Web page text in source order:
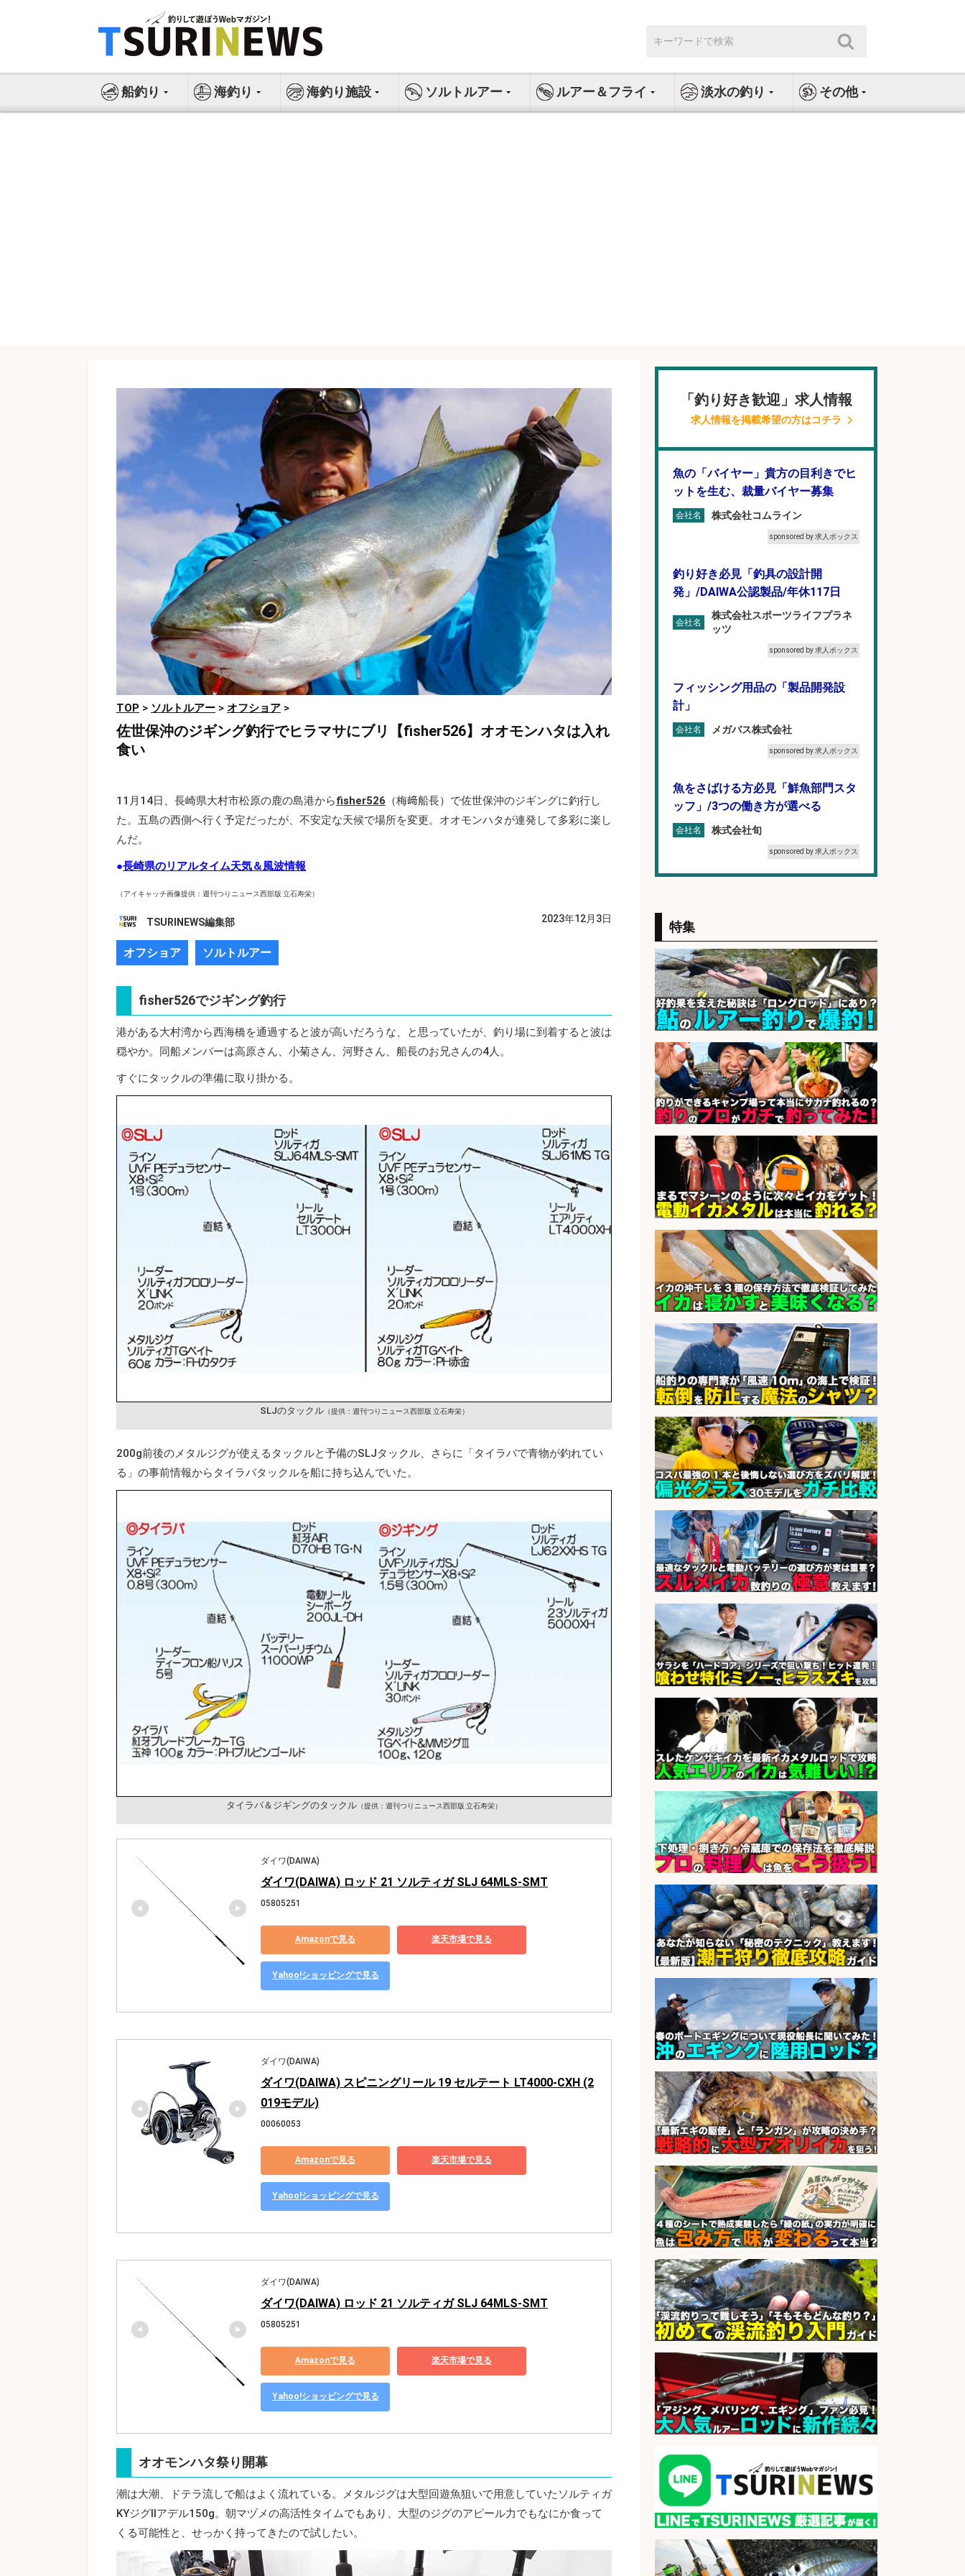
ス
索:
船釣り 海釣り 海釣り施設 ソルトルアー ルアー＆フライ 淡水の釣り その他
TOP > ソルトルアー > オフショア >
佐世保沖のジギング釣行でヒラマサにブリ【fisher526】オオモンハタは入れ
食い
11月14日、長崎県大村市松原の鹿の島港からfisher526 （梅﨑船長）で佐世保沖のジギングに釣行し
た。五島の西側へ行く予定だったが、不安定な天候で場所を変更。オオモンハタが連発して多彩に楽し
んだ。
●長崎県のリアルタイム天気＆風波情報
（アイキャッチ画像提供：週刊つりニュース西部版 立石寿栄）
TSURINEWS編集部 2023年12月3日
オフショア ソルトルアー
fisher526でジギング釣行
港がある大村湾から西海橋を通過すると波が高いだろうな、と思っていたが、釣り場に到着すると波は
穏やか。同船メンバーは高原さん、小菊さん、河野さん、船長のお兄さんの4人。
すぐにタックルの準備に取り掛かる。
SLJのタックル（提供：週刊つりニュース西部版 立石寿栄）
200g前後のメタルジグが使えるタックルと予備のSLJタックル、さらに「タイラバで青物が釣れてい
る」の事前情報からタイラバタックルを船に持ち込んでいた。
タイラバ＆ジギングのタックル （提供：週刊つりニュース西部版 立石寿栄）
ダイワ(DAIWA)
ダイワ(DAIWA) ロッド 21 ソルティガ SLJ 64MLS-SMT
05805251
Amazonで見る 楽天市場で見る
Yahoo!ショッピングで見る
ダイワ(DAIWA)
ダイワ(DAIWA) スピニングリール 19 セルテート LT4000-CXH (2
019モデル)
00060053
Amazonで見る 楽天市場で見る
Yahoo!ショッピングで見る
ダイワ(DAIWA)
ダイワ(DAIWA) ロッド 21 ソルティガ SLJ 64MLS-SMT
05805251
Amazonで見る 楽天市場で見る
Yahoo!ショッピングで見る
オオモンハタ祭り開幕
潮は大潮、ドテラ流しで船はよく流れている。メタルジグは大型回遊魚狙いで用意していたソルティガ
KYジグⅡアデル150g。朝マヅメの高活性タイムでもあり、大型のジグのアピール力でもなにか食って
くる可能性と、せっかく持ってきたので試したい。
「釣り好き歓迎」求人情報
求人情報を掲載希望の方はコチラ
魚の「バイヤー」貴方の目利きでヒ
ットを生む、裁量バイヤー募集
会社名 株式会社コムライン
sponsored by 求人ボックス
釣り好き必見「釣具の設計開
発」/DAIWA公認製品/年休117日
会社名
株式会社スポーツライフプラネ
ッツ
sponsored by 求人ボックス
フィッシング用品の「製品開発設
計」
会社名 メガバス株式会社
sponsored by 求人ボックス
魚をさばける方必見「鮮魚部門スタ
ッフ」/3つの働き方が選べる
会社名 株式会社旬
sponsored by 求人ボックス
間
会社名 オーケー株式会社
sponsored by 求人ボックス
レジカウンター/夕方勤務で時給UP
お釣りの計算不要の簡単レジ1日2時
間
会社名 オーケー株式会社
sponsored by 求人ボックス
「魚の養殖に関するプロジェクト 」
試験実験業務/総合メーカーでのお
仕事です
会社名
株式会社スタッフサービス エン
ジニアガイド
sponsored by 求人ボックス
レジカウンター/お釣りの計算不要
の簡単レジ 未経験も安心の研修あり
1日2h
sponsored by 求人ボックス
レジカウンター/お釣りの計算不要
の簡単レジ 未経験も安心の研修あり
会社名 オーケー株式会社
sponsored by 求人ボックス
レジカウンター/お釣りの計算不要
の簡単レジ 未経験も安心の研修あり
1日2h
会社名 オーケー株式会社
sponsored by 求人ボックス
さらに求人情報を見る
特集